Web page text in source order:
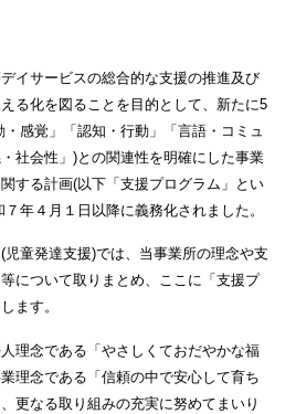
イサービスの総合的な支援の推進及び
る化を図ることを目的として、新たに5
感覚」「認知・行動」「言語・コミュ
社会性」)との関連性を明確にした事業
する計画(以下「支援プログラム」とい
年４月１日以降に義務化されました。
童発達支援)では、当事業所の理念や支
について取りまとめ、ここに「支援プ
ます。
理念である「やさしくておだやかな福
理念である「信頼の中で安心して育ち
更なる取り組みの充実に努めてまいり